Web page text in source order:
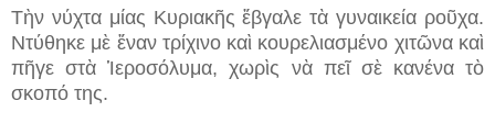
Τὴν νύχτα μίας Κυριακῆς ἔβγαλε τὰ γυναικεία ροῦχα.
Ντύθηκε μὲ ἕναν τρίχινο καὶ κουρελιασμένο χιτῶνα καὶ
πῆγε στὰ Ἱεροσόλυμα, χωρὶς νὰ πεῖ σὲ κανένα τὸ
σκοπό της.